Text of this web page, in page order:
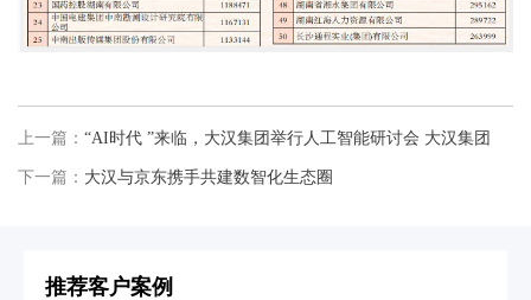
上一篇： “AI时代 ”来临，大汉集团举行人工智能研讨会 大汉集团
下一篇： 大汉与京东携手共建数智化生态圈
推荐客户案例